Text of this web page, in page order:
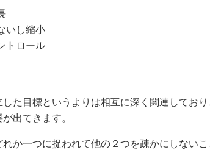
いし縮小
トロール
た目標というよりは相互に深く関連してお
出てきます。
か一つに捉われて他の２つを疎かにしないこ